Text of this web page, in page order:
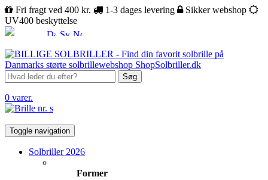
Fri fragt ved 400 kr. 1-3 dages levering
Sikker webshop
UV400 beskyttelse
Søg
0 varer.
Toggle navigation
Solbriller 2026
Former